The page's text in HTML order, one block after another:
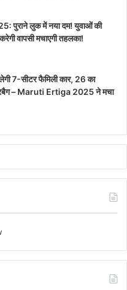
पुराने लुक में नया दम! युवाओं की
वापसी मचाएगी तहलका!
7-सीटर फैमिली कार, 26 का
– Maruti Ertiga 2025 ने मचा